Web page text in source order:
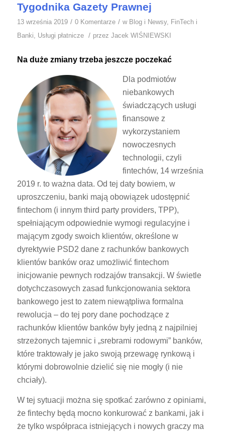
Tygodnika Gazety Prawnej
13 września 2019 / 0 Komentarze / w Blog i Newsy, FinTech i
Banki, Usługi płatnicze / przez Jacek WIŚNIEWSKI
Na duże zmiany trzeba jeszcze poczekać
Dla podmiotów
niebankowych
świadczących usługi
finansowe z
wykorzystaniem
nowoczesnych
technologii, czyli
fintechów, 14 września
2019 r. to ważna data. Od tej daty bowiem, w
uproszczeniu, banki mają obowiązek udostępnić
fintechom (i innym third party providers, TPP),
spełniającym odpowiednie wymogi regulacyjne i
mającym zgody swoich klientów, określone w
dyrektywie PSD2 dane z rachunków bankowych
klientów banków oraz umożliwić fintechom
inicjowanie pewnych rodzajów transakcji. W świetle
dotychczasowych zasad funkcjonowania sektora
bankowego jest to zatem niewątpliwa formalna
rewolucja – do tej pory dane pochodzące z
rachunków klientów banków były jedną z najpilniej
strzeżonych tajemnic i „srebrami rodowymi” banków,
które traktowały je jako swoją przewagę rynkową i
którymi dobrowolnie dzielić się nie mogły (i nie
chciały).
W tej sytuacji można się spotkać zarówno z opiniami,
że fintechy będą mocno konkurować z bankami, jak i
że tylko współpraca istniejących i nowych graczy ma